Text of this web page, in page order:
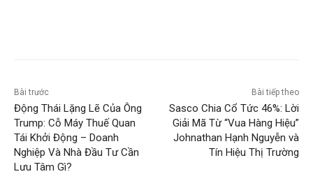
Bài trước
Động Thái Lặng Lẽ Của Ông
Trump: Cỗ Máy Thuế Quan
Tái Khởi Động – Doanh
Nghiệp Và Nhà Đầu Tư Cần
Lưu Tâm Gì?
Bài tiếp theo
Sasco Chia Cổ Tức 46%: Lời
Giải Mã Từ “Vua Hàng Hiệu”
Johnathan Hạnh Nguyễn và
Tín Hiệu Thị Trường